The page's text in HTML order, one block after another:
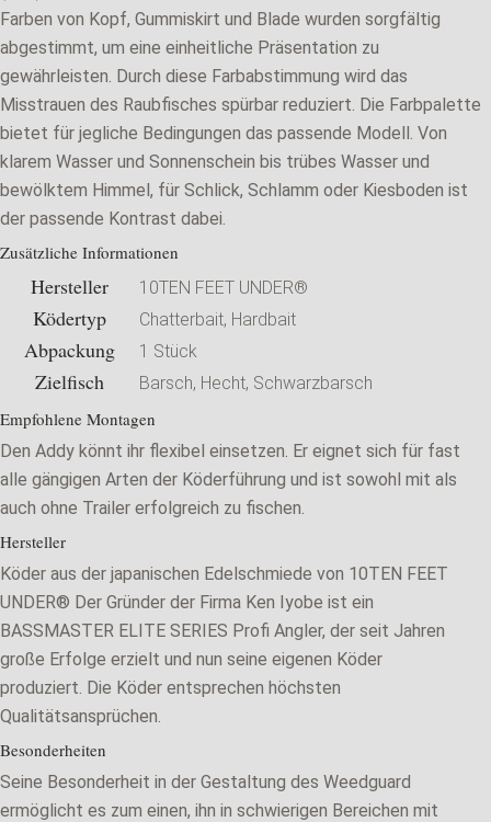
Farben von Kopf, Gummiskirt und Blade wurden sorgfältig
abgestimmt, um eine einheitliche Präsentation zu
gewährleisten. Durch diese Farbabstimmung wird das
Misstrauen des Raubfisches spürbar reduziert. Die Farbpalette
bietet für jegliche Bedingungen das passende Modell. Von
klarem Wasser und Sonnenschein bis trübes Wasser und
bewölktem Himmel, für Schlick, Schlamm oder Kiesboden ist
der passende Kontrast dabei.
Zusätzliche Informationen
Hersteller 10TEN FEET UNDER®
Ködertyp Chatterbait, Hardbait
Abpackung 1 Stück
Zielfisch Barsch, Hecht, Schwarzbarsch
Empfohlene Montagen
Den Addy könnt ihr flexibel einsetzen. Er eignet sich für fast
alle gängigen Arten der Köderführung und ist sowohl mit als
auch ohne Trailer erfolgreich zu fischen.
Hersteller
Köder aus der japanischen Edelschmiede von 10TEN FEET
UNDER® Der Gründer der Firma Ken Iyobe ist ein
BASSMASTER ELITE SERIES Profi Angler, der seit Jahren
große Erfolge erzielt und nun seine eigenen Köder
produziert. Die Köder entsprechen höchsten
Qualitätsansprüchen.
Besonderheiten
Seine Besonderheit in der Gestaltung des Weedguard
ermöglicht es zum einen, ihn in schwierigen Bereichen mit